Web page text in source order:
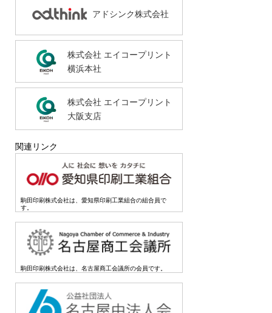
アドシンク株式会社
株式会社 エイコープリント
横浜本社
株式会社 エイコープリント
大阪支店
関連リンク
駒田印刷株式会社は、愛知県印刷工業組合の組合員で
す。
駒田印刷株式会社は、名古屋商工会議所の会員です。